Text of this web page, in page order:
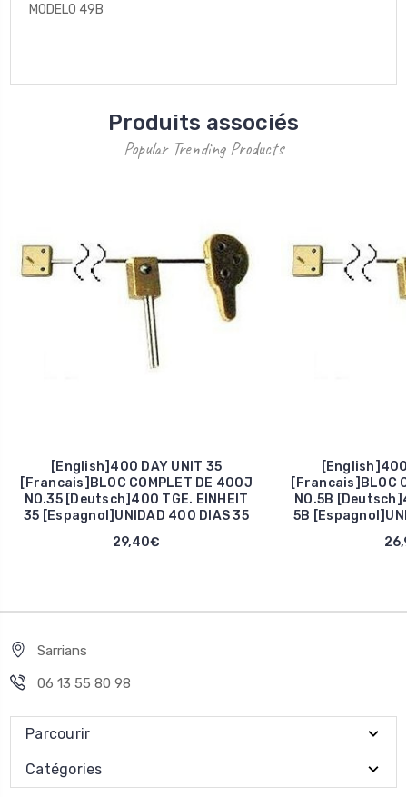
MODELO 49B
Produits associés
Popular Trending Products
[English]400 DAY UNIT 35
[Francais]BLOC COMPLET DE 400J
NO.35 [Deutsch]400 TGE. EINHEIT
35 [Espagnol]UNIDAD 400 DIAS 35
29,40€
[English]400
[Francais]BLOC
NO.5B
5B
Sarrians
06 13 55 80 98
Parcourir
Catégories